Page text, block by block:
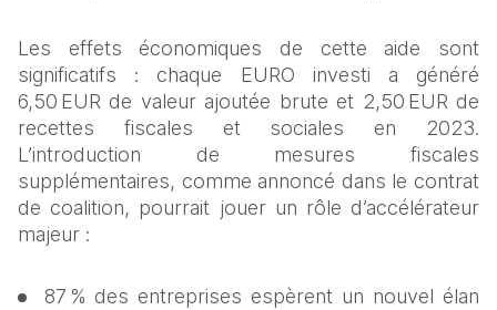
Les effets économiques de cette aide sont
significatifs : chaque EURO investi a généré
6,50 EUR de valeur ajoutée brute et 2,50 EUR de
recettes fiscales et sociales en 2023.
L’introduction de mesures fiscales
supplémentaires, comme annoncé dans le contrat
de coalition, pourrait jouer un rôle d’accélérateur
majeur :
87 % des entreprises espèrent un nouvel élan